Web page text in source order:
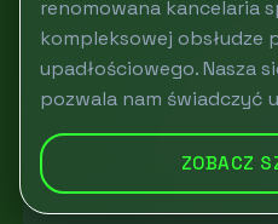
renomowana kancelaria
kompleksowej obsłudze
upadłościowego. Nasza
pozwala nam świadczyć
ZOBACZ